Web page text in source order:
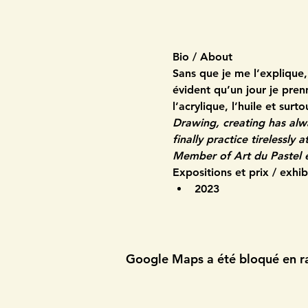
Bio / About
Sans que je me
évident qu’un jour je
l’acrylique, l’huile et
Drawing, creating has
finally practice tirelessly
Member of Art du Pastel
Expositions et prix /
2023
Google Maps a été bloqué en